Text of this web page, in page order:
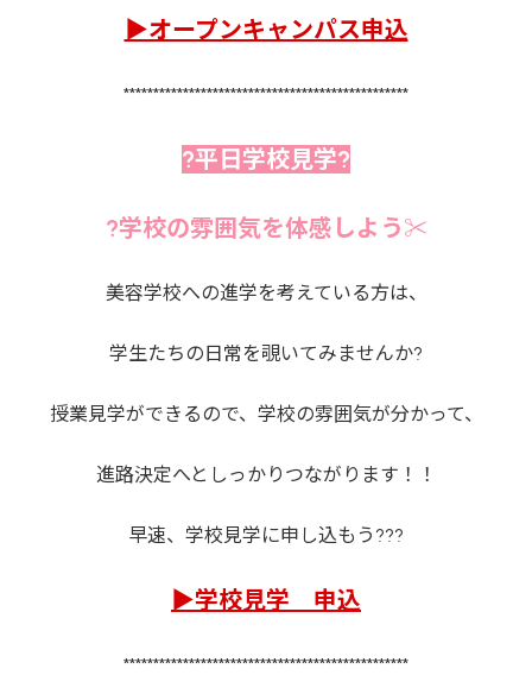
▶オープンキャンパス申込
************************************************
?平日学校見学?
?学校の雰囲気を体感しよう✂
美容学校への進学を考えている方は、
学生たちの日常を覗いてみませんか?
授業見学ができるので、学校の雰囲気が分かって、
進路決定へとしっかりつながります！！
早速、学校見学に申し込もう???
▶学校見学 申込
************************************************